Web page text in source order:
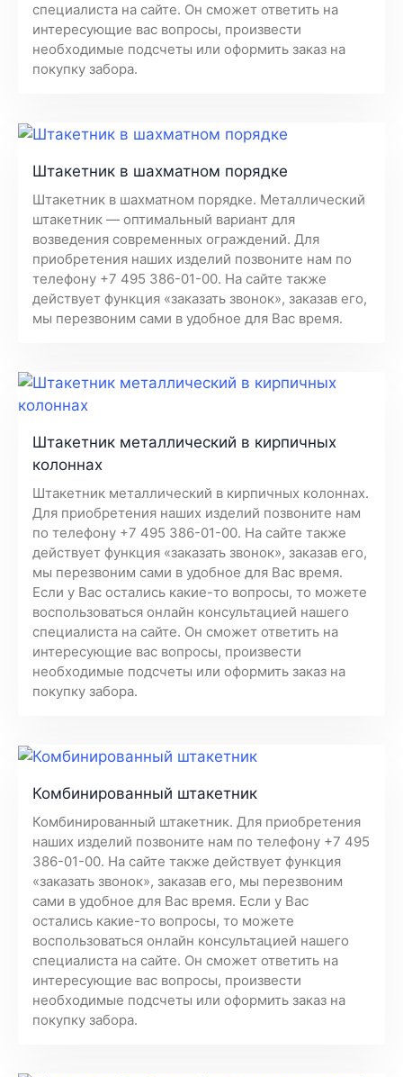
специалиста на сайте. Он сможет ответить на
интересующие вас вопросы, произвести
необходимые подсчеты или оформить заказ на
покупку забора.
Штакетник в шахматном порядке
Штакетник в шахматном порядке. Металлический
штакетник — оптимальный вариант для
возведения современных ограждений. Для
приобретения наших изделий позвоните нам по
телефону +7 495 386-01-00. На сайте также
действует функция «заказать звонок», заказав его,
мы перезвоним сами в удобное для Вас время.
Штакетник металлический в кирпичных
колоннах
Штакетник металлический в кирпичных колоннах.
Для приобретения наших изделий позвоните нам
по телефону +7 495 386-01-00. На сайте также
действует функция «заказать звонок», заказав его,
мы перезвоним сами в удобное для Вас время.
Если у Вас остались какие-то вопросы, то можете
воспользоваться онлайн консультацией нашего
специалиста на сайте. Он сможет ответить на
интересующие вас вопросы, произвести
необходимые подсчеты или оформить заказ на
покупку забора.
Комбинированный штакетник
Комбинированный штакетник. Для приобретения
наших изделий позвоните нам по телефону +7 495
386-01-00. На сайте также действует функция
«заказать звонок», заказав его, мы перезвоним
сами в удобное для Вас время. Если у Вас
остались какие-то вопросы, то можете
воспользоваться онлайн консультацией нашего
специалиста на сайте. Он сможет ответить на
интересующие вас вопросы, произвести
необходимые подсчеты или оформить заказ на
покупку забора.